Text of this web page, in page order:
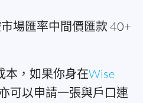
場匯率中間價匯款 40+
本，如果你身在Wise
可以申請一張與戶口連